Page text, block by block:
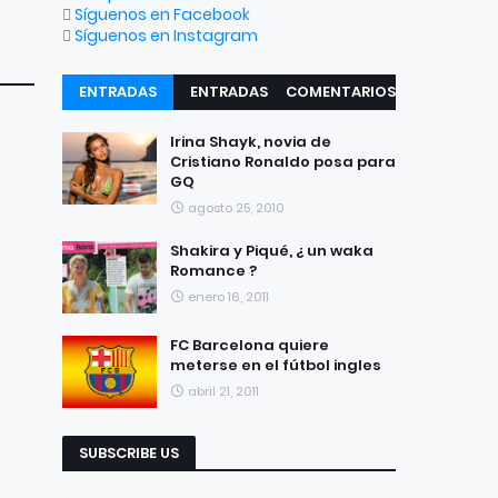
Síguenos en Facebook
Síguenos en Instagram
ENTRADAS
RECIENTES
ENTRADAS
COMENTARIOS
Irina Shayk, novia de
Cristiano Ronaldo posa para
GQ
agosto 25, 2010
Shakira y Piqué, ¿ un waka
Romance ?
enero 16, 2011
FC Barcelona quiere
meterse en el fútbol ingles
abril 21, 2011
SUBSCRIBE US